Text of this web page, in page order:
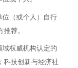
（或个人）自行
荐。
权威机构认定的
科技创新与经济社